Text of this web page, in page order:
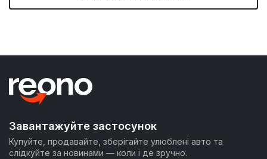
Завантажуйте застосунок
Купуйте, продавайте, зберігайте улюблені авто та
слідкуйте за новинами — коли і де зручно.